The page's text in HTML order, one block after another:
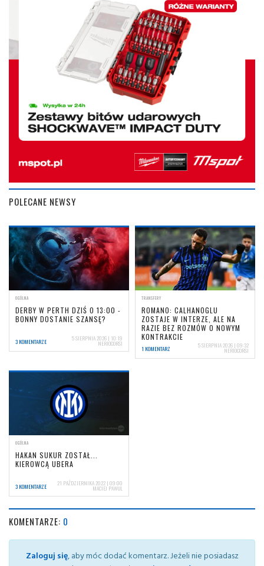
POLECANE NEWSY
OGÓLNA
DERBY W PERTH DZIŚ O 13:00 -
BONNY DOSTANIE SZANSĘ?
3 KOMENTARZE 5 SIERPNIA 2026 | 10:19
NERIOCORSI
TRANSFERY
ROMANO: CALHANOGLU
ZOSTAJE W INTERZE, ALE NA
RAZIE BEZ ROZMÓW O NOWYM
KONTRAKCIE
1 KOMENTARZ 5 SIERPNIA 2026 | 09:32
NERIOCORSI
OGÓLNA
HAKAN SUKUR ZOSTAŁ...
KIEROWCĄ UBERA
3 KOMENTARZE 21 PAŹDZIERNIKA 2022 | 09:00
MACIEJ PAWUL
KOMENTARZE: 0
Zaloguj się, aby móc dodać komentarz. Jeżeli nie posiadasz